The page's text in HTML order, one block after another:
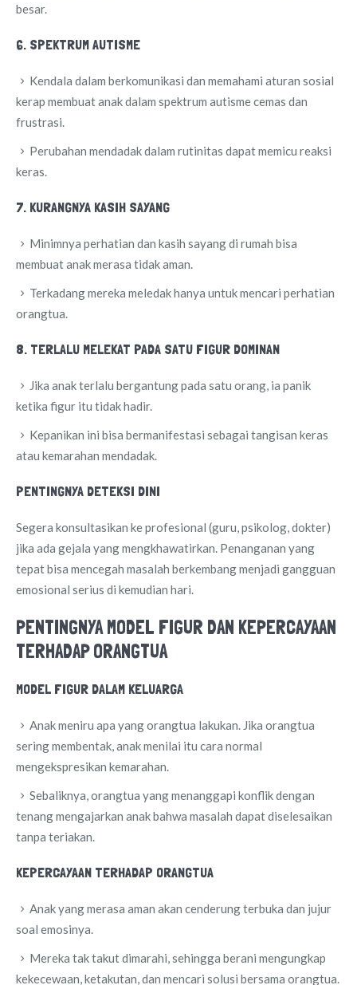
besar.
6. SPEKTRUM AUTISME
Kendala dalam berkomunikasi dan memahami aturan sosial
kerap membuat anak dalam spektrum autisme cemas dan
frustrasi.
Perubahan mendadak dalam rutinitas dapat memicu reaksi
keras.
7. KURANGNYA KASIH SAYANG
Minimnya perhatian dan kasih sayang di rumah bisa
membuat anak merasa tidak aman.
Terkadang mereka meledak hanya untuk mencari perhatian
orangtua.
8. TERLALU MELEKAT PADA SATU FIGUR DOMINAN
Jika anak terlalu bergantung pada satu orang, ia panik
ketika figur itu tidak hadir.
Kepanikan ini bisa bermanifestasi sebagai tangisan keras
atau kemarahan mendadak.
PENTINGNYA DETEKSI DINI
Segera konsultasikan ke profesional (guru, psikolog, dokter)
jika ada gejala yang mengkhawatirkan. Penanganan yang
tepat bisa mencegah masalah berkembang menjadi gangguan
emosional serius di kemudian hari.
PENTINGNYA MODEL FIGUR DAN KEPERCAYAAN
TERHADAP ORANGTUA
MODEL FIGUR DALAM KELUARGA
Anak meniru apa yang orangtua lakukan. Jika orangtua
sering membentak, anak menilai itu cara normal
mengekspresikan kemarahan.
Sebaliknya, orangtua yang menanggapi konflik dengan
tenang mengajarkan anak bahwa masalah dapat diselesaikan
tanpa teriakan.
KEPERCAYAAN TERHADAP ORANGTUA
Anak yang merasa aman akan cenderung terbuka dan jujur
soal emosinya.
Mereka tak takut dimarahi, sehingga berani mengungkap
kekecewaan, ketakutan, dan mencari solusi bersama orangtua.